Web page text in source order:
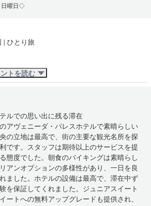
日曜日◇
| ひとり旅
トを読む
ルでの思い出に残る滞在
アヴェニーダ・パレスホテルで素晴らしい
の立地は最高で、街の主要な観光名所を探
です。スタッフは期待以上のサービスを提
態度でした。朝食のバイキングは素晴らし
アンオプションの多様性があり、一日を良
ました。ホテルの設備は最高で、滞在中ず
を保証してくれました。ジュニアスイート
ートへの無料アップグレードも提供され、